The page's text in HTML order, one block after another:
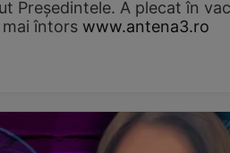
Președintele. A plecat în
mai întors www.antena3.ro